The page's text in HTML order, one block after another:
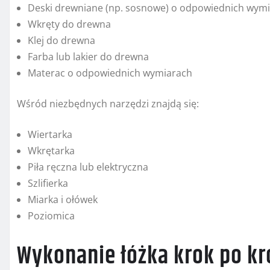
Deski drewniane (np. sosnowe) o odpowiednich
Wkręty do drewna
Klej do drewna
Farba lub lakier do drewna
Materac o odpowiednich wymiarach
Wśród niezbędnych narzędzi znajdą się:
Wiertarka
Wkrętarka
Piła ręczna lub elektryczna
Szlifierka
Miarka i ołówek
Poziomica
Wykonanie łóżka krok po